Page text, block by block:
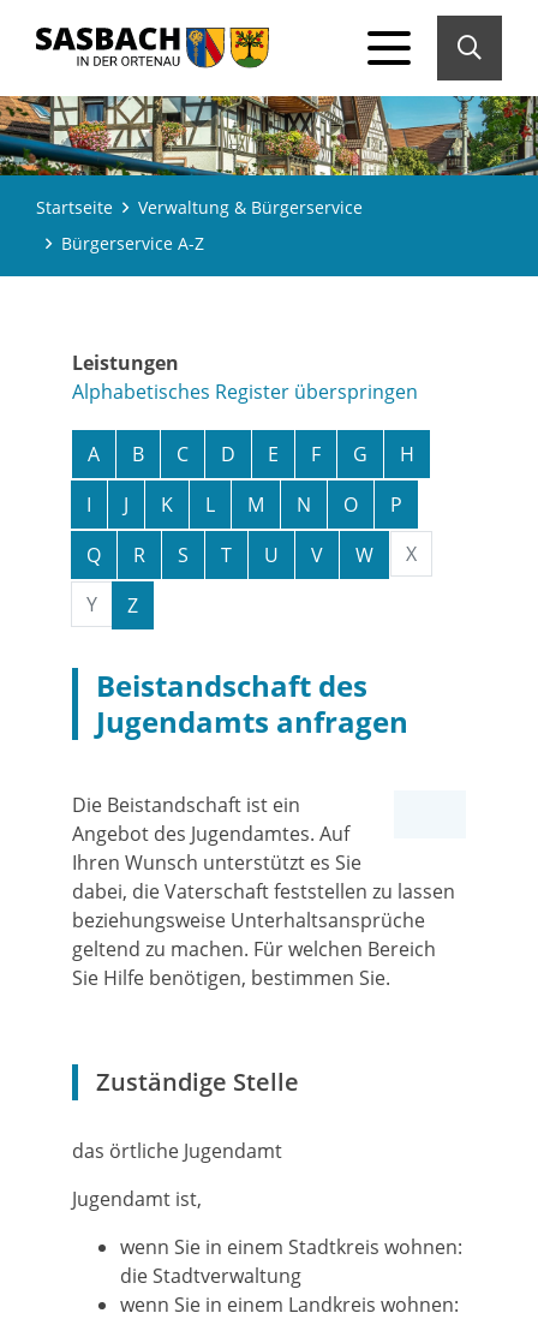
Startseite
Verwaltung & Bürgerservice
Bürgerservice A-Z
Leistungen
Alphabetisches Register überspringen
A B C D E F G
H
I
J K L M N O
P
Q
R S T U V W
X
Y
Z
Beistandschaft des
Jugendamts anfragen
Die Beistandschaft ist ein
Angebot des Jugendamtes. Auf
Ihren Wunsch unterstützt es Sie
dabei, die Vaterschaft feststellen zu lassen
beziehungsweise Unterhaltsansprüche
geltend zu machen. Für welchen Bereich
Sie Hilfe benötigen, bestimmen Sie.
Zuständige Stelle
das örtliche Jugendamt
Jugendamt ist,
wenn Sie in einem Stadtkreis wohnen:
die Stadtverwaltung
wenn Sie in einem Landkreis wohnen: